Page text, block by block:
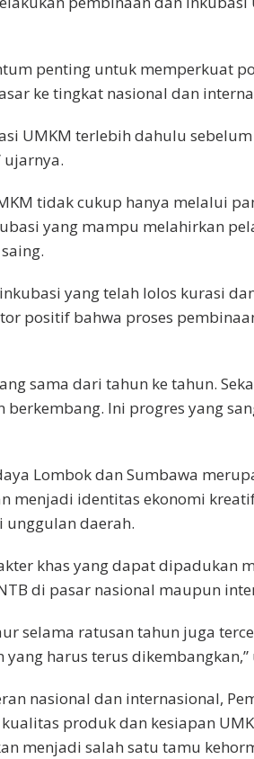
penting untuk memperkuat
ke tingkat nasional dan
UMKM terlebih dahulu
ujarnya.
tidak cukup hanya melalui
yang mampu melahirkan
yang telah lolos kurasi
positif bahwa proses
sama dari tahun ke tahun.
Ini progres yang
Lombok dan Sumbawa
menjadi identitas ekonomi
daerah.
khas yang dapat dipadukan
di pasar nasional maupun
selama ratusan tahun juga
harus terus dikembangkan,”
nasional dan internasional,
produk dan kesiapan
menjadi salah satu tamu